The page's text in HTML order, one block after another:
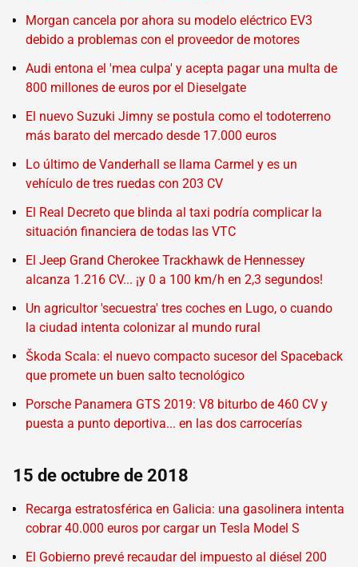
Morgan cancela por ahora su modelo eléctrico EV3
debido a problemas con el proveedor de motores
Audi entona el 'mea culpa' y acepta pagar una multa de
800 millones de euros por el Dieselgate
El nuevo Suzuki Jimny se postula como el todoterreno
más barato del mercado desde 17.000 euros
Lo último de Vanderhall se llama Carmel y es un
vehículo de tres ruedas con 203 CV
El Real Decreto que blinda al taxi podría complicar la
situación financiera de todas las VTC
El Jeep Grand Cherokee Trackhawk de Hennessey
alcanza 1.216 CV... ¡y 0 a 100 km/h en 2,3 segundos!
Un agricultor 'secuestra' tres coches en Lugo, o cuando
la ciudad intenta colonizar al mundo rural
Škoda Scala: el nuevo compacto sucesor del Spaceback
que promete un buen salto tecnológico
Porsche Panamera GTS 2019: V8 biturbo de 460 CV y
puesta a punto deportiva... en las dos carrocerías
15 de octubre de 2018
Recarga estratosférica en Galicia: una gasolinera intenta
cobrar 40.000 euros por cargar un Tesla Model S
El Gobierno prevé recaudar del impuesto al diésel 200